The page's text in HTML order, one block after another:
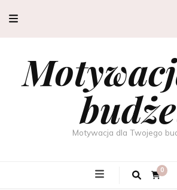
Motywacja dla Twojego
0